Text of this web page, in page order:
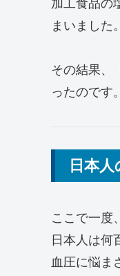
加工食品の
まいました。
その結果、
ったのです。
日本
ここで一度
日本人は何
血圧に悩ま